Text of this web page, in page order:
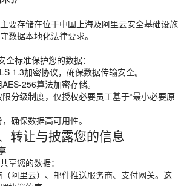
要存储在位于中国上海及阿里云安全基础设施
数据本地化法律要求。
标准保护您的数据：
1.3加密协议，确保数据传输安全。
256算法加密存储。
分级制度，仅授权必要员工基于“最小必要原
确保数据高可用性。
转让与披露您的信息
享您的数据：
阿里云）、邮件推送服务商、支付网关。这